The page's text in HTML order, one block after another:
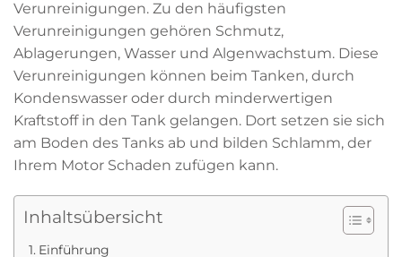
Verunreinigungen. Zu den häufigsten
Verunreinigungen gehören Schmutz,
Ablagerungen, Wasser und Algenwachstum. Diese
Verunreinigungen können beim Tanken, durch
Kondenswasser oder durch minderwertigen
Kraftstoff in den Tank gelangen. Dort setzen sie sich
am Boden des Tanks ab und bilden Schlamm, der
Ihrem Motor Schaden zufügen kann.
Inhaltsübersicht
Einführung